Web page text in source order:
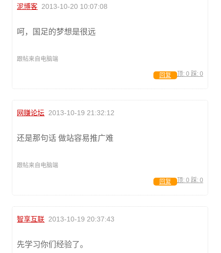
泥博客 2013-10-20 10:07:08
呵，国足的梦想是很远
跟帖来自电脑端
顶: 0 踩: 0
回复
网赚论坛 2013-10-19 21:32:12
还是那句话 做站容易推广难
跟帖来自电脑端
顶: 0 踩: 0
回复
智享互联 2013-10-19 20:37:43
先学习你们经验了。